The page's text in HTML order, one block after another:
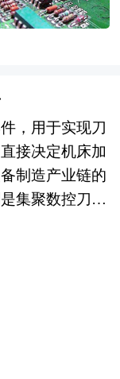
务和实施路
合理配置，规
稳固的庞大市
常生活方方面
建设以及居民
设备的刚性需
续推进，新兴
备品类迭代与
供需衔接顺
及公共领域，
足的基本特
电子设备产
、集成化以及
面不断向精密
，用于实现刀
接决定机床加
制造产业链的
集聚数控刀架
体，聚焦航空
制造领域需
能装备 + 工业
时期推动机床
展的核心空间
供应链自主可